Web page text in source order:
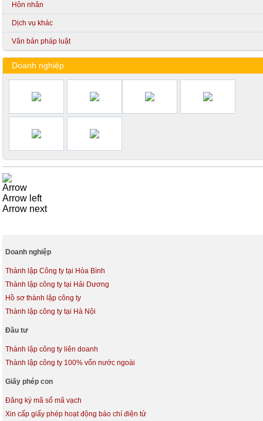
Hôn nhân
Dịch vụ khác
Văn bản pháp luật
Doanh nghiệp
Arrow
Arrow left
Arrow next
Doanh nghiệp
Thành lập Công ty tại Hòa Bình
Thành lập công ty tại Hải Dương
Hồ sơ thành lập công ty
Thành lập công ty tại Hà Nội
Đầu tư
Thành lập công ty liên doanh
Thành lập công ty 100% vốn nước ngoài
Giấy phép con
Đăng ký mã số mã vạch
Xin cấp giấy phép hoạt động báo chí điện tử